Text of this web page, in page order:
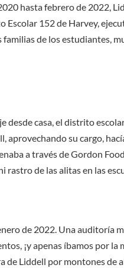
hasta febrero de 2022,
152 de Harvey,
de los estudiantes,
desde casa, el distrito
aprovechando su cargo,
a través de Gordon
rastro de las alitas en las
de 2022. Una auditoría
¡y apenas íbamos por
de Liddell por montones de